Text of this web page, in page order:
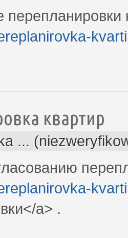
перепланировки
квартир
...
a> .